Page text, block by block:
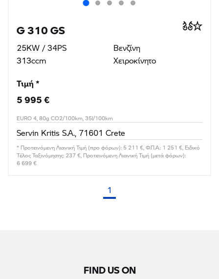
G 310 GS
25KW / 34PS
313ccm
Βενζίνη
Χειροκίνητο
Τιμή *
5 995 €
EURO 4, 80g CO2/100km, 35l/100km
Servin Kritis S.A., 71601 Crete
* Προτεινόμενη Λιανική Τιμή (προ φόρων): 5 211 €, Φ.Π.Α.: 1 251 €, Ειδικό
Τέλος Ταξινόμησης: 237 €, Προτεινόμενη Λιανική Τιμή (μετά φόρων):
6 699 €
1
FIND US ON